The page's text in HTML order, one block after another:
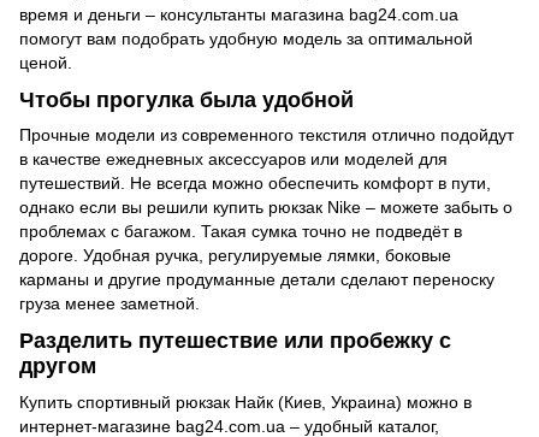
время и деньги – консультанты магазина bag24.com.ua
помогут вам подобрать удобную модель за оптимальной
ценой.
Чтобы прогулка была удобной
Прочные модели из современного текстиля отлично подойдут
в качестве ежедневных аксессуаров или моделей для
путешествий. Не всегда можно обеспечить комфорт в пути,
однако если вы решили купить рюкзак Nike – можете забыть о
проблемах с багажом. Такая сумка точно не подведёт в
дороге. Удобная ручка, регулируемые лямки, боковые
карманы и другие продуманные детали сделают переноску
груза менее заметной.
Разделить путешествие или пробежку с
другом
Купить спортивный рюкзак Найк (Киев, Украина) можно в
интернет-магазине bag24.com.ua – удобный каталог,